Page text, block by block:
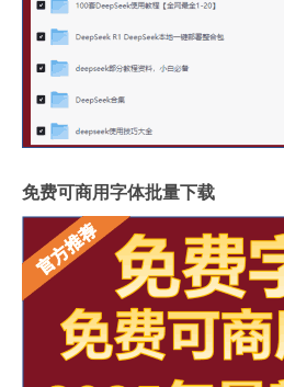
免费可商用字体批量下载